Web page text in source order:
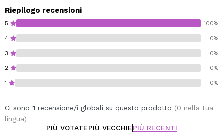
Riepilogo recensioni
5 100%
4 0%
3 0%
2 0%
1 0%
Ci sono 1 recensione/i globali su questo prodotto (0 nella tua
lingua)
PIÙ VOTATEPIÙ VECCHIEPIÙ RECENTI